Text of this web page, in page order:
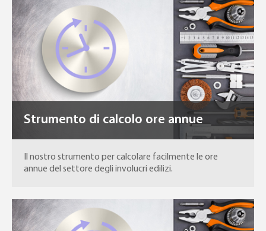
Strumento di calcolo ore annue
Il nostro strumento per calcolare facilmente le ore
annue del settore degli involucri edilizi.